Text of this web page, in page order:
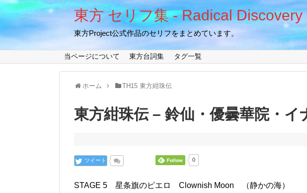
東方 セリフ集 - Radical Discovery
東方Project公式作品のセリフをまとめています。
当ページについて 東方台詞集 タグ一覧
ホーム TH15 東方紺珠伝
東方紺珠伝 – 鈴仙・優曇華院・イ
ツイート 0
STAGE 5 星条旗のピエロ Clownish Moon （静かの海）